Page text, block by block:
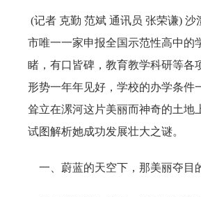
(记者 克勤 范斌 通讯员 张荣谦)
市唯一一家申报全国示范性高中的
睹，有口皆碑，教育教学科研等各
形势一年年见好，学校的办学条件
耸立在漯河这片美丽而神奇的土地
试图解析她成功发展壮大之谜。
一、蔚蓝的天空下，那美丽夺目